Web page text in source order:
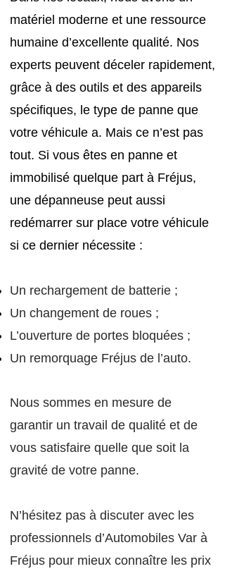
matériel moderne et une ressource
humaine d’excellente qualité. Nos
experts peuvent déceler rapidement,
grâce à des outil s et des appareils
spécifiques, le type de panne que
votre véhicule a. Mais ce n’est pas
tout. Si vous êtes en panne et
immobilisé quelque part à Fréjus,
une dépanneuse peut aussi
redémarrer sur place votre véhicule
si ce dernier nécessite :
Un rechargement de batterie ;
Un changement de roues ;
L’ouverture de portes bloquées ;
Un remorquage Fréjus de l’auto.
Nous sommes en mesure de
garantir un travail de qualité et de
vous satisfaire quelle que soit la
gravité de votre panne.
N’hésitez pas à discuter avec les
professionnels d’Automobiles Var à
Fréjus pour mieux connaître les prix